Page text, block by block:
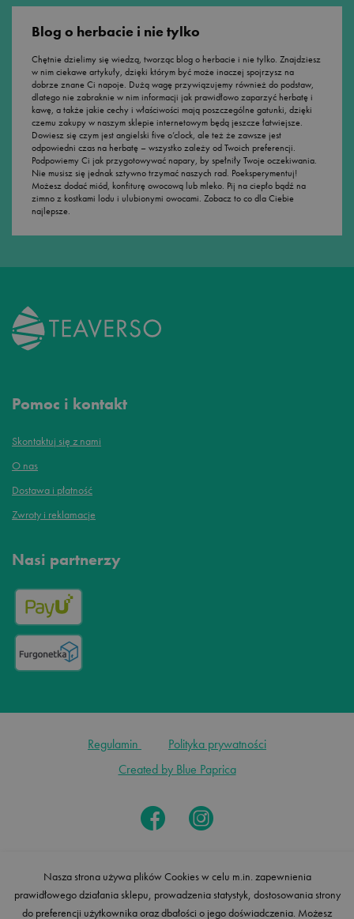
Blog o herbacie i nie tylko
Chętnie dzielimy się wiedzą, tworząc blog o herbacie i nie tylko. Znajdziesz
w nim ciekawe artykuły, dzięki którym być może inaczej spojrzysz na
dobrze znane Ci napoje. Dużą wagę przywiązujemy również do podstaw,
dlatego nie zabraknie w nim informacji jak prawidłowo zaparzyć herbatę i
kawę, a także jakie cechy i właściwości mają poszczególne gatunki, dzięki
czemu zakupy w naszym sklepie internetowym będą jeszcze łatwiejsze.
Dowiesz się czym jest angielski five o’clock, ale też że zawsze jest
odpowiedni czas na herbatę – wszystko zależy od Twoich preferencji.
Podpowiemy Ci jak przygotowywać napary, by spełniły Twoje oczekiwania.
Nie musisz się jednak sztywno trzymać naszych rad. Poeksperymentuj!
Możesz dodać miód, konfiturę owocową lub mleko. Pij na ciepło bądź na
zimno z kostkami lodu i ulubionymi owocami. Zobacz to co dla Ciebie
najlepsze.
Pomoc i kontakt
Skontaktuj się z nami
O nas
Dostawa i płatność
Zwroty i reklamacje
Nasi partnerzy
Regulamin
Polityka prywatności
Created by Blue Paprica
Nasza strona używa plików Cookies w celu m.in. zapewnienia
prawidłowego działania sklepu, prowadzenia statystyk, dostosowania strony
do preferencji użytkownika oraz dbałości o jego doświadczenia. Możesz